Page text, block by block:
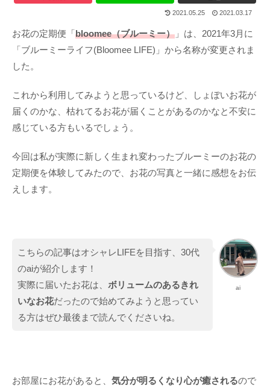
2021.05.25 2021.03.17
お花の定期便「bloomee（ブルーミー） 」は、2021年3月に
「ブルーミーライフ(Bloomee LIFE)」から名称が変更されま
した。
これから利用してみようと思っているけど、しょぼいお花が
届くのかな、枯れてるお花が届くことがあるのかなと不安に
感じている方もいるでしょう。
今回は私が実際に新しく生まれ変わったブルーミーのお花の
定期便を体験してみたので、お花の写真と一緒に感想をお伝
えします。
ai
こちらの記事はオシャレLIFEを目指す、30代
のaiが紹介します！
実際に届いたお花は、 ボリュームのあるきれ
いなお花だったので始めてみようと思ってい
る方はぜひ最後まで読んでくださいね。
お部屋にお花があると、 気分が明るくなり心が癒されるので